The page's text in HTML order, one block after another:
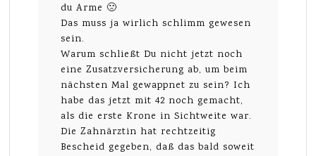
du Arme 🙁
Das muss ja wirlich schlimm gewesen
sein.
Warum schließt Du nicht jetzt noch
eine Zusatzversicherung ab, um beim
nächsten Mal gewappnet zu sein? Ich
habe das jetzt mit 42 noch gemacht,
als die erste Krone in Sichtweite war.
Die Zahnärztin hat rechtzeitig
Bescheid gegeben, daß das bald soweit